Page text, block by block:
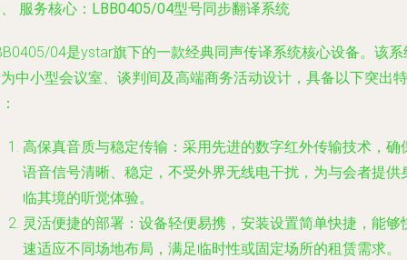
服务核心：LBB0405/04型号同步翻译系统
04是ystar旗下的一款经典同声传译系统核心设备。该系
中小型会议室、谈判间及高端商务活动设计，具备以下突出特
高保真音质与稳定传输 ：采用先进的数字红外传输技术，确
语音信号清晰、稳定，不受外界无线电干扰，为与会者提供
临其境的听觉体验。
灵活便捷的部署 ：设备轻便易携，安装设置简单快捷，能够
速适应不同场地布局，满足临时性或固定场所的租赁需求。